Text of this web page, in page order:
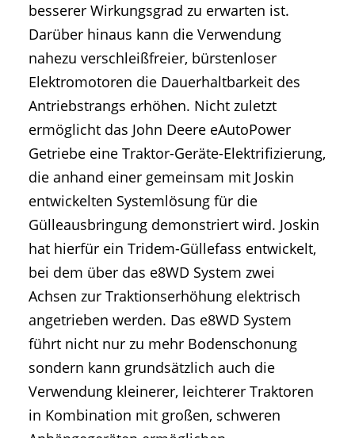
besserer Wirkungsgrad zu erwarten ist.
Darüber hinaus kann die Verwendung
nahezu verschleißfreier, bürstenloser
Elektromotoren die Dauerhaltbarkeit des
Antriebstrangs erhöhen. Nicht zuletzt
ermöglicht das John Deere eAutoPower
Getriebe eine Traktor-Geräte-Elektrifizierung,
die anhand einer gemeinsam mit Joskin
entwickelten Systemlösung für die
Gülleausbringung demonstriert wird. Joskin
hat hierfür ein Tridem-Güllefass entwickelt,
bei dem über das e8WD System zwei
Achsen zur Traktionserhöhung elektrisch
angetrieben werden. Das e8WD System
führt nicht nur zu mehr Bodenschonung
sondern kann grundsätzlich auch die
Verwendung kleinerer, leichterer Traktoren
in Kombination mit großen, schweren